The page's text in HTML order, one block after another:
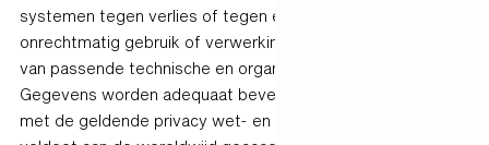
systemen tegen verlies of tegen enige vorm van
onrechtmatig gebruik of verwerking. Gen25 maakt gebruik
van passende technische en organisatorische maatregelen.
Gegevens worden adequaat beveiligd in overeenstemming
met de geldende privacy wet- en regelgeving. Gen25